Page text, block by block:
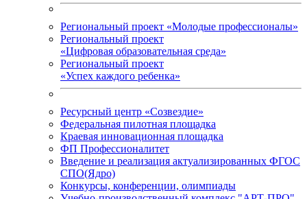
Региональный проект «Молодые профессионалы»
Региональный проект
«Цифровая образовательная среда»
Региональный проект
«Успех каждого ребенка»
Ресурсный центр «Созвездие»
Федеральная пилотная площадка
Краевая инновационная площадка
ФП Профессионалитет
Введение и реализация актуализированных ФГОС
СПО(Ядро)
Конкурсы, конференции, олимпиады